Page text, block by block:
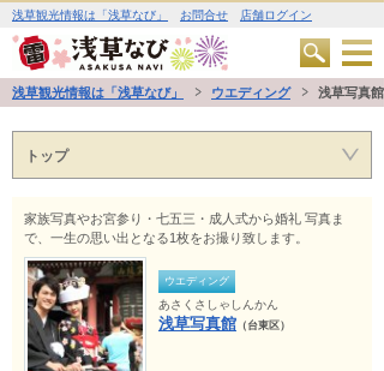
浅草観光情報は「浅草なび」 お問合せ 店舗ログイン
浅草観光情報は「浅草なび」 ウエディング 浅草写真館
トップ
家族写真やお宮参り・七五三・成人式から婚礼 写真ま
で、一生の思い出となる1枚をお撮り致します。
ウエディング
あさくさしゃしんかん
浅草写真館 （台東区）